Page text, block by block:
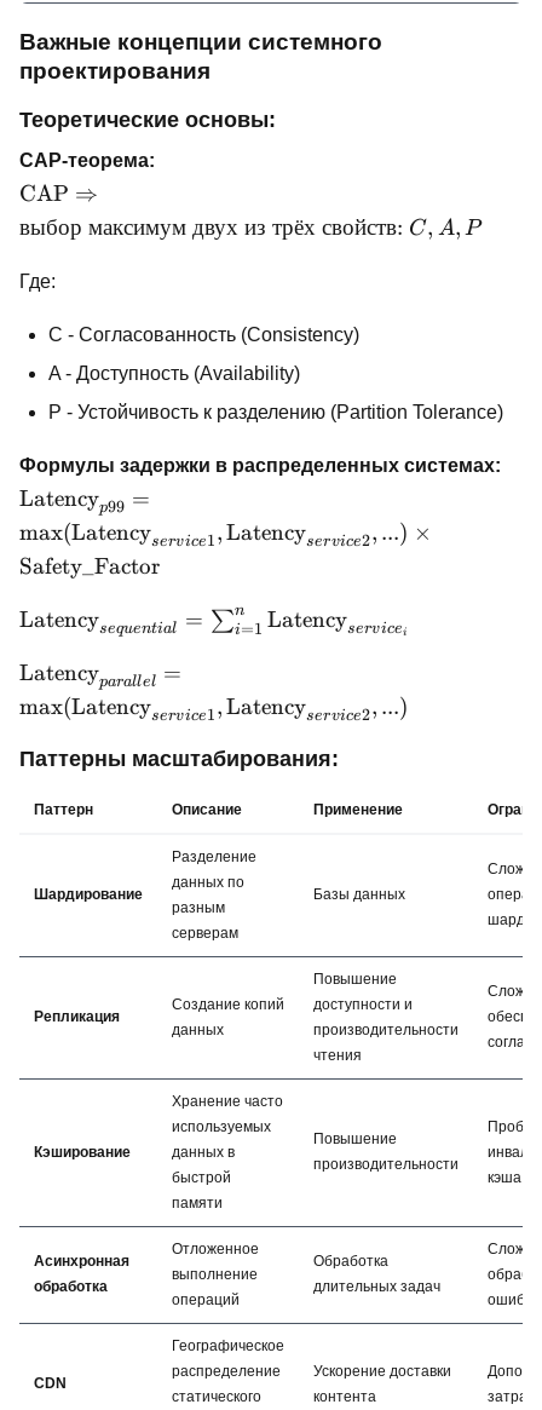
Важные концепции системного
проектирования
Теоретические основы:
CAP-теорема:
\text{CAP}
\Rightarrow
\text{выбор
максимум
свойств: }
CAP ⇒
выбор максимум двух из трёх свойств: C, A, P
Где:
C - Согласованность (Consistency)
A - Доступность (Availability)
P - Устойчивость к разделению (Partition Tolerance)
Формулы задержки в распределенных системах:
\text{Latency}_{p99} =
\text{max}
(\text{Latency}_{service1},
\text{Latency}_{service2},
...) \times
\text{Safety\_Factor}
Latencyp99 =
max(Latencyservice1,Latencyservice2, ...) ×
Safety_Factor
\text{Latency}_{sequential}
= \sum_{i=1}^{n}
\text{Latency}_{service_i}
Latencysequential = ∑i=1
n Latencyservicei
\text{Latency}_{parallel}
= \text{max}
(\text{Latency}_{service1},
\text{Latency}_{service2},
Latencyparallel =
max(Latencyservice1,Latencyservice2, ...)
Паттерны масштабирования:
Паттерн Описание Применение
Шардирование
Разделение
данных по
разным
серверам
Базы данных
Репликация
Создание копий
данных
Повышение
доступности и
производительности
чтения
Кэширование
Хранение часто
используемых
данных в
быстрой
памяти
Повышение
производительности
кэша
Асинхронная
обработка
Отложенное
выполнение
операций
Обработка
длительных задач
ошибок
CDN
Географическое
распределение
статического
Ускорение доставки
контента